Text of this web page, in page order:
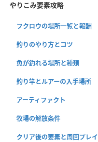
やりこみ要素攻略
フクロウの場所一覧と報酬
釣りのやり方とコツ
魚が釣れる場所と種類
釣り竿とルアーの入手場所
アーティファクト
牧場の解放条件
クリア後の要素と周回プレイ